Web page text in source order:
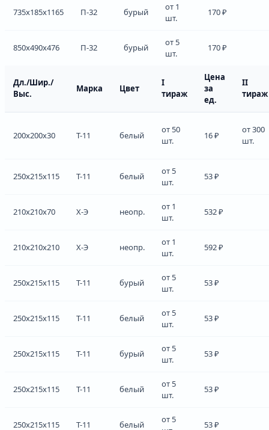
735x185x1165 П-32 бурый
от 1
шт.
170 ₽
850x490x476 П-32 бурый
от 5
шт.
170 ₽
Дл./Шир./
Выс.
Марка Цвет
I
тираж
Цена
за
ед.
II
тираж
200x200x30 Т-11 белый
от 50
шт.
16 ₽
от 300
шт.
250x215x115 Т-11 белый
от 5
шт.
53 ₽
210x210x70 Х-Э неопр.
от 1
шт.
532 ₽
210x210x210 Х-Э неопр.
от 1
шт.
592 ₽
250x215x115 Т-11 бурый
от 5
шт.
53 ₽
250x215x115 Т-11 белый
от 5
шт.
53 ₽
250x215x115 Т-11 бурый
от 5
шт.
53 ₽
250x215x115 Т-11 белый
от 5
шт.
53 ₽
250x215x115 Т-11 белый
от 5
53 ₽